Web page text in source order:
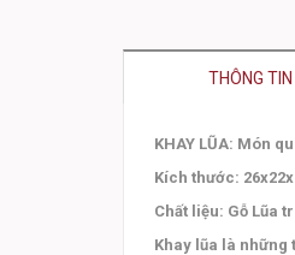
THÔNG
KHAY LŨA: Món
Kích thước:
Chất liệu: Gỗ Lũa
Khay lũa là những